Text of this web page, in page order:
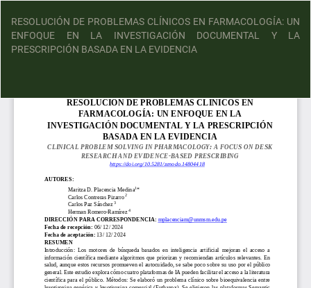
RESOLUCIÓN DE PROBLEMAS CLÍNICOS EN FARMACOLOGÍA: UN
ENFOQUE EN LA INVESTIGACIÓN DOCUMENTAL Y LA
PRESCRIPCIÓN BASADA EN LA EVIDENCIA